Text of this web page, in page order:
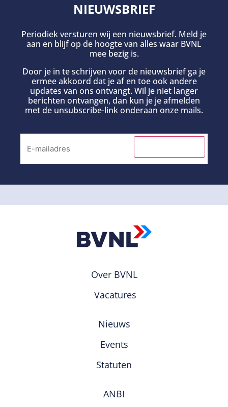
NIEUWSBRIEF
Periodiek versturen wij een nieuwsbrief. Meld je
aan en blijf op de hoogte van alles waar BVNL
mee bezig is.
Door je in te schrijven voor de nieuwsbrief ga je
ermee akkoord dat je af en toe ook andere
updates van ons ontvangt. Wil je niet langer
berichten ontvangen, dan kun je je afmelden
met de unsubscribe-link onderaan onze mails.
Over BVNL
Vacatures
Nieuws
Events
Statuten
ANBI